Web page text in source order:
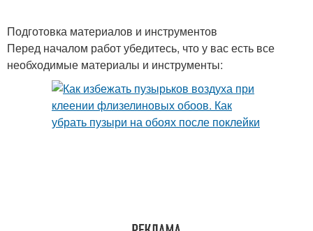
Подготовка материалов и инструментов
Перед началом работ убедитесь, что у вас есть все
необходимые материалы и инструменты: